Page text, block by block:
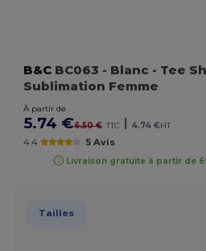
B&C BC063 - Blanc - Tee
Sublimation Femme
À partir de
5.74 €6.50 € TTC | 4.74 €HT
4.4 5 Avis
Livraison gratuite à partir de
Tailles